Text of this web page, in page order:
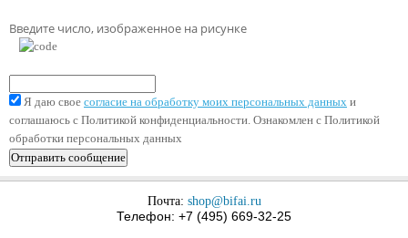
Введите число, изображенное на рисунке
Я даю свое согласие на обработку моих персональных данных и
соглашаюсь с Политикой конфиденциальности. Ознакомлен с Политикой
обработки персональных данных
Почта: shop@bifai.ru
Телефон: +7 (495) 669-32-25